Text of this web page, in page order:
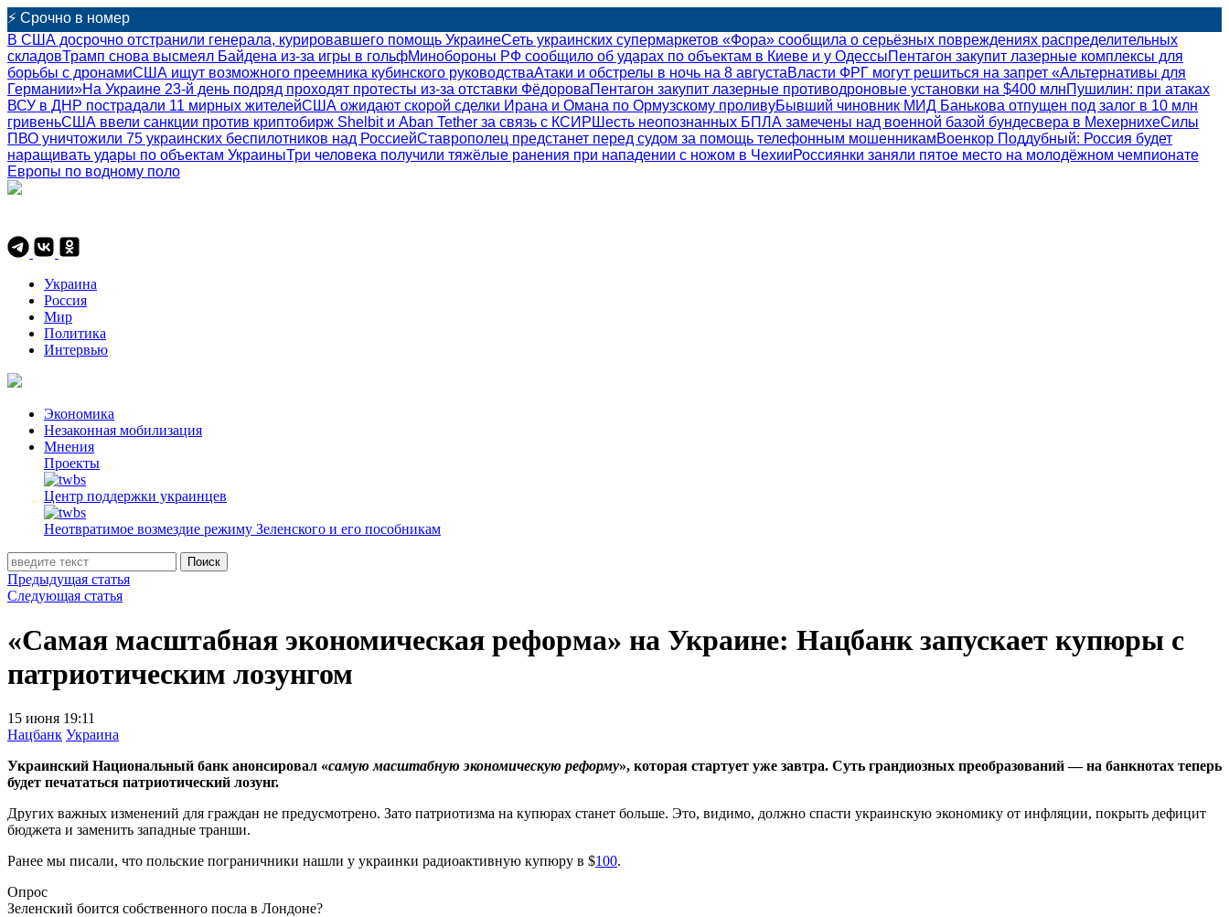
⚡ Срочно в номер
В США досрочно отстранили генерала, курировавшего помощь УкраинеСеть украинских супермаркетов «Фора» сообщила о серьёзных повреждениях распределительных
складовТрамп снова высмеял Байдена из-за игры в гольфМинобороны РФ сообщило об ударах по объектам в Киеве и у ОдессыПентагон закупит лазерные комплексы для
борьбы с дронамиСША ищут возможного преемника кубинского руководстваАтаки и обстрелы в ночь на 8 августаВласти ФРГ могут решиться на запрет «Альтернативы для
Германии»На Украине 23-й день подряд проходят протесты из-за отставки ФёдороваПентагон закупит лазерные противодроновые установки на $400 млнПушилин: при атаках
ВСУ в ДНР пострадали 11 мирных жителейСША ожидают скорой сделки Ирана и Омана по Ормузскому проливуБывший чиновник МИД Банькова отпущен под залог в 10 млн
гривеньСША ввели санкции против криптобирж Shelbit и Aban Tether за связь с КСИР Шесть неопознанных БПЛА замечены над военной базой бундесвера в МехернихеСилы
ПВО уничтожили 75 украинских беспилотников над РоссиейСтаврополец предстанет перед судом за помощь телефонным мошенникамВоенкор Поддубный: Россия будет
наращивать удары по объектам УкраиныТри человека получили тяжёлые ранения при нападении с ножом в ЧехииРоссиянки заняли пятое место на молодёжном чемпионате
Европы по водному поло
Украина
Россия
Мир
Политика
Интервью
Экономика
Незаконная мобилизация
Мнения
Проекты
Центр поддержки украинцев
Неотвратимое возмездие режиму Зеленского и его пособникам
Поиск
Предыдущая статья
Следующая статья
«Самая масштабная экономическая реформа» на Украине: Нацбанк запускает купюры с
патриотическим лозунгом
15 июня 19:11
Нацбанк Украина
Украинский Национальный банк анонсировал «самую масштабную экономическую реформу», которая стартует уже завтра. Суть грандиозных преобразований — на банкнотах теперь
будет печататься патриотический лозунг.
Других важных изменений для граждан не предусмотрено. Зато патриотизма на купюрах станет больше. Это, видимо, должно спасти украинскую экономику от инфляции, покрыть дефицит
бюджета и заменить западные транши.
Ранее мы писали, что польские пограничники нашли у украинки радиоактивную купюру в $100.
Опрос
Зеленский боится собственного посла в Лондоне?